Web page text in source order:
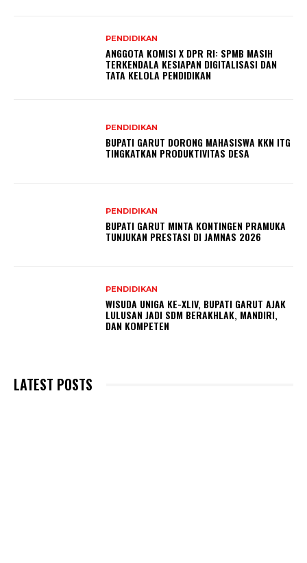
PENDIDIKAN
ANGGOTA KOMISI X DPR RI: SPMB MASIH
TERKENDALA KESIAPAN DIGITALISASI DAN
TATA KELOLA PENDIDIKAN
PENDIDIKAN
BUPATI GARUT DORONG MAHASISWA KKN ITG
TINGKATKAN PRODUKTIVITAS DESA
PENDIDIKAN
BUPATI GARUT MINTA KONTINGEN PRAMUKA
TUNJUKAN PRESTASI DI JAMNAS 2026
PENDIDIKAN
WISUDA UNIGA KE-XLIV, BUPATI GARUT AJAK
LULUSAN JADI SDM BERAKHLAK, MANDIRI,
DAN KOMPETEN
LATEST POSTS